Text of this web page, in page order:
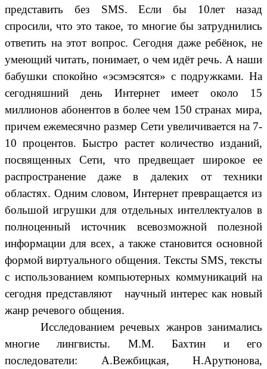
представить без SMS. Если бы 10лет назад
спросили, что это такое, то многие бы затруднились
ответить на этот вопрос. Сегодня даже ребёнок, не
умеющий читать, понимает, о чем идёт речь. А наши
бабушки спокойно «эсэмэсятся» с подружками. На
сегодняшний день Интернет имеет около 15
миллионов абонентов в более чем 150 странах мира,
причем ежемесячно размер Сети увеличивается на 7-
10 процентов. Быстро растет количество изданий,
посвященных Сети, что предвещает широкое ее
распространение даже в далеких от техники
областях. Одним словом, Интернет превращается из
большой игрушки для отдельных интеллектуалов в
полноценный источник всевозможной полезной
информации для всех, а также становится основной
формой виртуального общения. Тексты SMS, тексты
с использованием компьютерных коммуникаций на
сегодня представляют научный интерес как новый
жанр речевого общения.
Исследованием речевых жанров занимались
многие лингвисты. М.М. Бахтин и его
последователи: А.Вежбицкая, Н.Арутюнова,